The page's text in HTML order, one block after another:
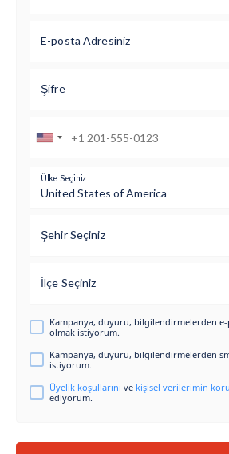
E-posta Adresiniz
Şifre
Ülke Seçiniz
Şehir Seçiniz
İlçe Seçiniz
Kampanya, duyuru, bilgilendirmelerden
olmak istiyorum.
Kampanya, duyuru, bilgilendirmelerden
istiyorum.
Üyelik koşullarını ve kişisel verilerimin
ediyorum.